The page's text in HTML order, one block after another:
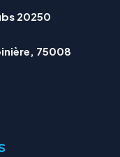
20250
75008